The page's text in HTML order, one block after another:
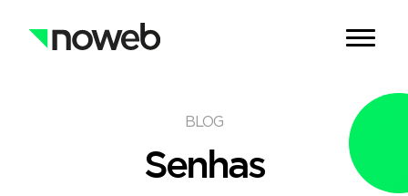
BLOG
Senhas